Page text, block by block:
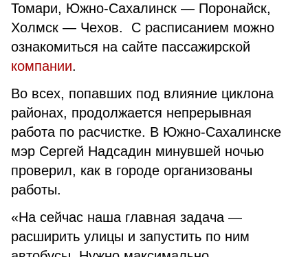
Томари, Южно-Сахалинск — Поронайск,
Холмск — Чехов. С расписанием можно
ознакомиться на сайте пассажирской
компании.
Во всех, попавших под влияние циклона
районах, продолжается непрерывная
работа по расчистке. В Южно-Сахалинске
мэр Сергей Надсадин минувшей ночью
проверил, как в городе организованы
работы.
«На сейчас наша главная задача —
расширить улицы и запустить по ним